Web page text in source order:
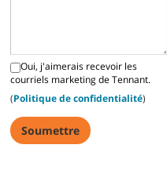
Oui, j'aimerais recevoir les
courriels marketing de Tennant.
(Politique de confidentialité)